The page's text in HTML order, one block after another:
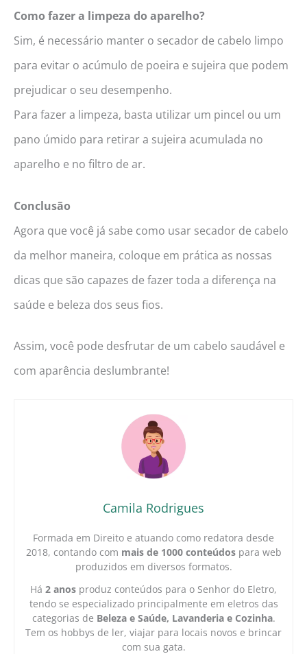
Como fazer a limpeza do aparelho?
Sim, é necessário manter o secador de cabelo limpo
para evitar o acúmulo de poeira e sujeira que podem
prejudicar o seu desempenho.
Para fazer a limpeza, basta utilizar um pincel ou um
pano úmido para retirar a sujeira acumulada no
aparelho e no filtro de ar.
Conclusão
Agora que você já sabe como usar secador de cabelo
da melhor maneira, coloque em prática as nossas
dicas que são capazes de fazer toda a diferença na
saúde e beleza dos seus fios.
Assim, você pode desfrutar de um cabelo saudável e
com aparência deslumbrante!
Camila Rodrigues
Formada em Direito e atuando como redatora desde
2018, contando com mais de 1000 conteúdospara web
produzidos em diversos formatos.
Há 2 anos produz conteúdos para o Senhor do Eletro,
tendo se especializado principalmente em eletros das
categorias de Beleza e Saúde, Lavanderia e Cozinha.
Tem os hobbys de ler, viajar para locais novos e brincar
com sua gata.